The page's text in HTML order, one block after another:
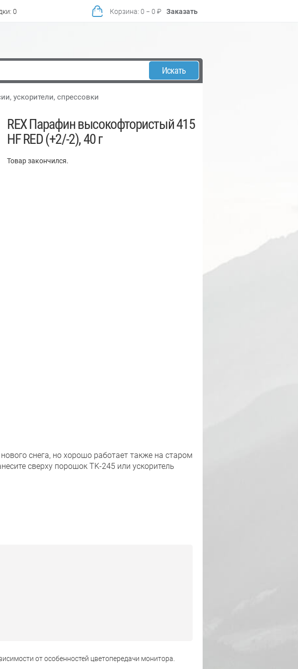
0 Корзина: 0 − 0 ₽ Заказать
Искать
ускорители, спрессовки
REX Парафин высокофтористый 415
HF RED (+2/-2), 40 г
Товар закончился.
снега, но хорошо работает также на старом
сверху порошок TK-245 или ускоритель
от особенностей цветопередачи монитора.